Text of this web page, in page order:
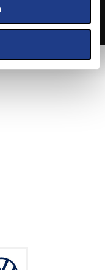
ITT TALÁLJA.